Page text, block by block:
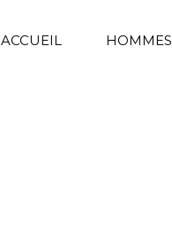
ACCUEIL HOMMES